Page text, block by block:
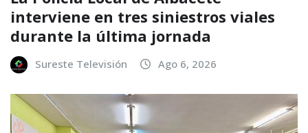
interviene en tres siniestros viales
durante la última jornada
Sureste Televisión Ago 6, 2026